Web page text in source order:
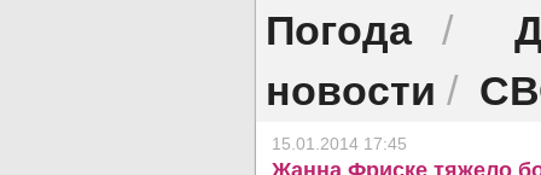
Погода/
новости /
15.01.2014 17:45
Жанна Фриске тяжело